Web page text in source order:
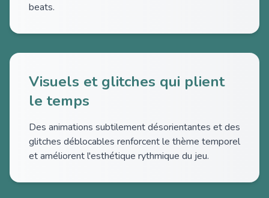
beats.
Visuels et glitches qui plient
le temps
Des animations subtilement désorientantes et des
glitches déblocables renforcent le thème temporel
et améliorent l'esthétique rythmique du jeu.